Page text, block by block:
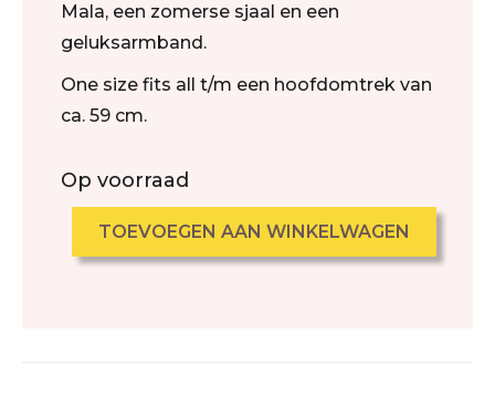
Mala, een zomerse sjaal en een
geluksarmband.
One size fits all t/m een hoofdomtrek van
ca. 59 cm.
Op voorraad
TOEVOEGEN AAN WINKELWAGEN